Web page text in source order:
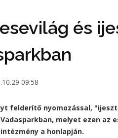
és
09:58
felderítő nyomozással,
melyet ezen az
a honlapján.